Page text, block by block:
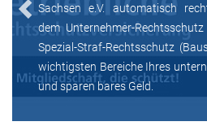
Sachsen e.V. automatisch
dem Unternehmer-
Spezial-Straf-Rechtsschutz
wichtigsten Bereiche Ihres
und sparen bares Geld.
Previous